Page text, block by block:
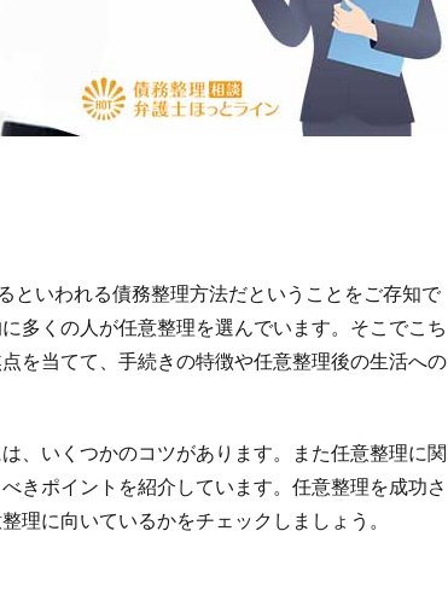
といわれる債務整理方法だということをご存知で
多くの人が任意整理を選んでいます。そこでこち
を当てて、手続きの特徴や任意整理後の生活への
、いくつかのコツがあります。また任意整理に関
きポイントを紹介しています。任意整理を成功さ
理に向いているかをチェックしましょう。